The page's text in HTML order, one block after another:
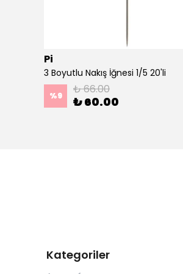
Pi
3 Boyutlu Nakış İğnesi 1/5 20'li
%9 ₺ 66.00
₺ 60.00
Kategoriler